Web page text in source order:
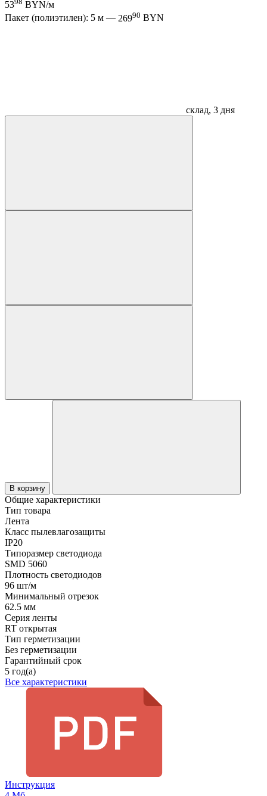
53
BYN/м
Пакет (полиэтилен): 5 м — 26990 BYN
склад, 3 дня
В корзину
Общие характеристики
Тип товара
Лента
Класс пылевлагозащиты
IP20
Типоразмер светодиода
SMD 5060
Плотность светодиодов
96 шт/м
Минимальный отрезок
62.5 мм
Серия ленты
RT открытая
Тип герметизации
Без герметизации
Гарантийный срок
5 год(а)
Все характеристики
Инструкция